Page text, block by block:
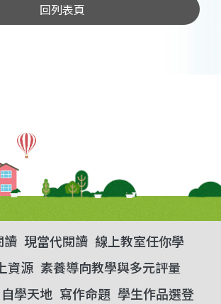
回列表頁
讀 現當代閱讀 線上教室任你學
資源 素養導向教學與多元評量
自學天地 寫作命題 學生作品選登